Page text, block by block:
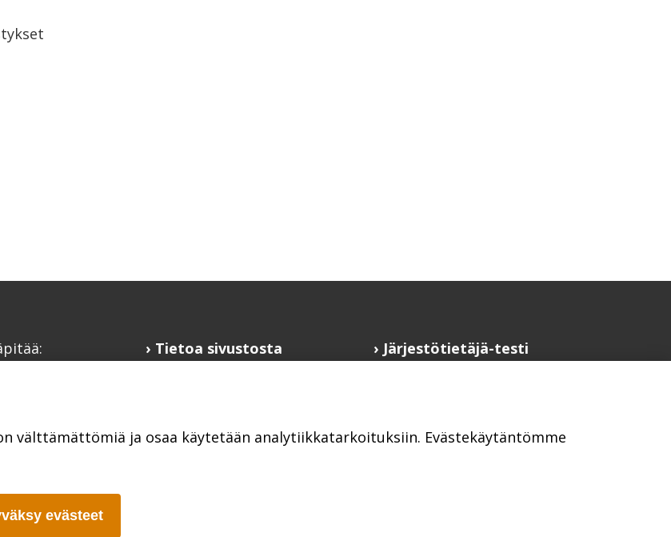
Tietoa sivustosta
Järjestötietäjä-testi
Civil Society
välttämättömiä ja osaa käytetään analytiikkatarkoituksiin. Evästekäytäntömme
evästeet